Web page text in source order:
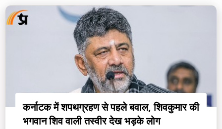
कर्नाटक में शपथग्रहण से पहले बवाल, शिवकुमार की
भगवान शिव वाली तस्वीर देख भड़के लोग